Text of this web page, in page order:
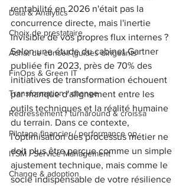
Data & Analytics
Choix de prestataire
Achat de conseil (guides dirigeants
FinOps & Green IT
Transformation / change
Redressement / turnaround & croissa
Pilotage financier / performance op
ITSM / Service Management
Change & adoption
rentabilité en 2026 n'était pas la
concurrence directe, mais l'inertie
invisible de vos propres flux internes ?
Selon une étude du cabinet Gartner
publiée fin 2023, près de 70% des
initiatives de transformation échouent
par manque d'alignement entre les
outils techniques et la réalité humaine
du terrain. Dans ce contexte,
l'optimisation des processus métier ne
doit plus être perçue comme un simple
ajustement technique, mais comme le
socle indispensable de votre résilience